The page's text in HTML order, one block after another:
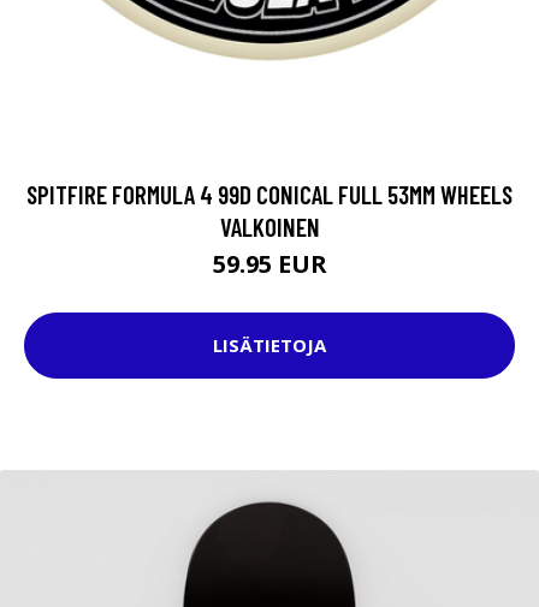
SPITFIRE FORMULA 4 99D CONICAL FULL 53MM WHEELS
VALKOINEN
59.95 EUR
LISÄTIETOJA